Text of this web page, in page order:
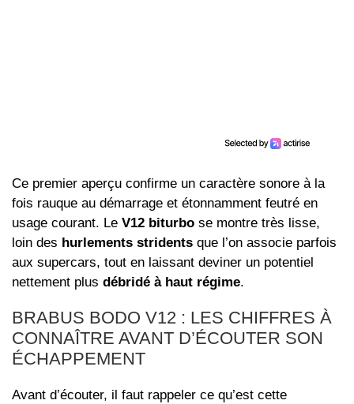
Ce premier aperçu confirme un caractère sonore à la
fois rauque au démarrage et étonnamment feutré en
usage courant. Le V12 biturbo se montre très lisse,
loin des hurlements stridents que l’on associe parfois
aux supercars, tout en laissant deviner un potentiel
nettement plus débridé à haut régime.
BRABUS BODO V12 : LES CHIFFRES À
CONNAÎTRE AVANT D’ÉCOUTER SON
ÉCHAPPEMENT
Avant d’écouter, il faut rappeler ce qu’est cette